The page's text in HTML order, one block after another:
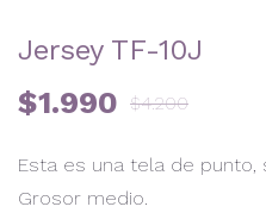
Jersey TF-10J
$4.200
$1.990
Esta es una tela de punto,
Grosor medio.